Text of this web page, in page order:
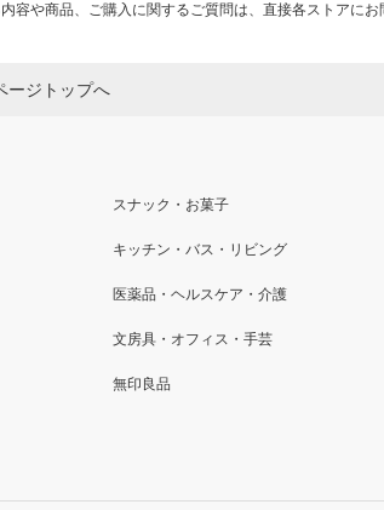
や商品、ご購入に関するご質問は、直接各ストアにお
ージトップへ
スナック・お菓子
キッチン・バス・リビング
医薬品・ヘルスケア・介護
文房具・オフィス・手芸
無印良品